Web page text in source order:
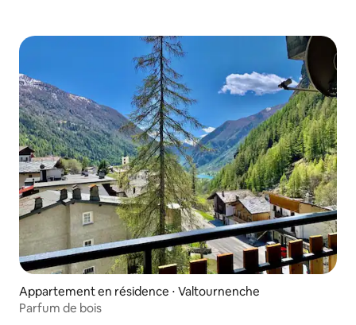
Appartement en résidence ⋅ Valtournenche
Parfum de bois